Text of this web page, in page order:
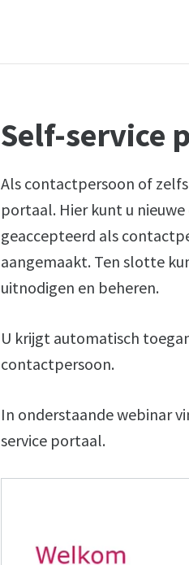
Self-service
Als contactpersoon of
portaal. Hier kunt u
geaccepteerd als
aangemaakt. Ten slotte
uitnodigen en beheren.
U krijgt automatisch
contactpersoon.
In onderstaande webinar
service portaal.